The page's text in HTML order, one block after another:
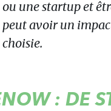
ou une startup et
peut avoir un
choisie.
: DE